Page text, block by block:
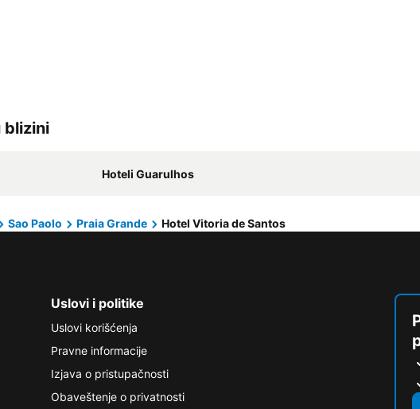
blizini
Hoteli Guarulhos
Sao Paolo Praia Grande Hotel Vitoria de Santos
Uslovi i politike
Uslovi korišćenja
Pravne informacije
Izjava o pristupačnosti
Obaveštenje o privatnosti